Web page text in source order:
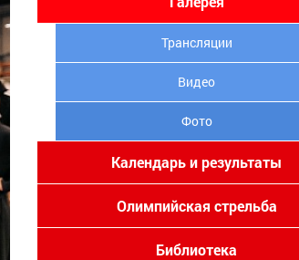
Трансляции
Видео
Фото
Календарь и результаты
Олимпийская стрельба
Библиотека